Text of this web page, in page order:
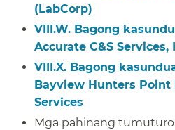
(LabCorp)​​
VIII.W. Bagong
Accurate C&S Services,
VIII.X. Bagong
Bayview Hunters
Services​​
Mga pahinang tumuturo